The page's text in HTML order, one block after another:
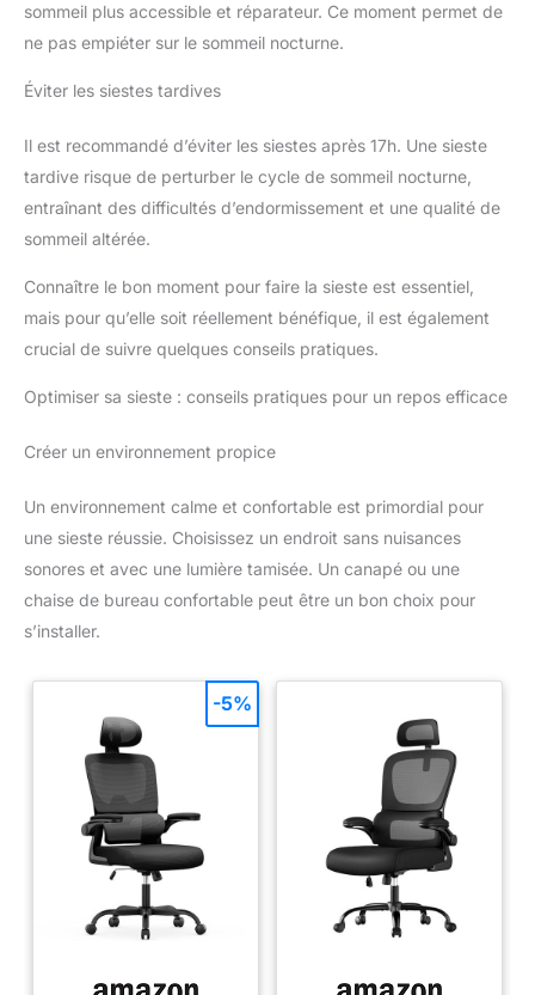
sommeil plus accessible et réparateur. Ce moment permet de
ne pas empiéter sur le sommeil nocturne.
Éviter les siestes tardives
Il est recommandé d’éviter les siestes après 17h. Une sieste
tardive risque de perturber le cycle de sommeil nocturne,
entraînant des difficultés d’endormissement et une qualité de
sommeil altérée.
Connaître le bon moment pour faire la sieste est essentiel,
mais pour qu’elle soit réellement bénéfique, il est également
crucial de suivre quelques conseils pratiques.
Optimiser sa sieste : conseils pratiques pour un repos efficace
Créer un environnement propice
Un environnement calme et confortable est primordial pour
une sieste réussie. Choisissez un endroit sans nuisances
sonores et avec une lumière tamisée. Un canapé ou une
chaise de bureau confortable peut être un bon choix pour
s’installer.
-5%